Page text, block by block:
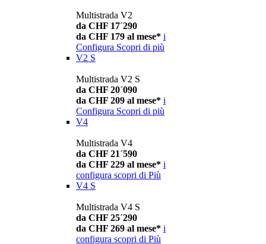
Multistrada V2
da CHF 17´290
da CHF 179 al mese* i
Configura Scopri di più
V2 S
Multistrada V2 S
da CHF 20´090
da CHF 209 al mese* i
Configura Scopri di più
V4
Multistrada V4
da CHF 21´590
da CHF 229 al mese* i
configura scopri di Più
V4 S
Multistrada V4 S
da CHF 25´290
da CHF 269 al mese* i
configura scopri di Più